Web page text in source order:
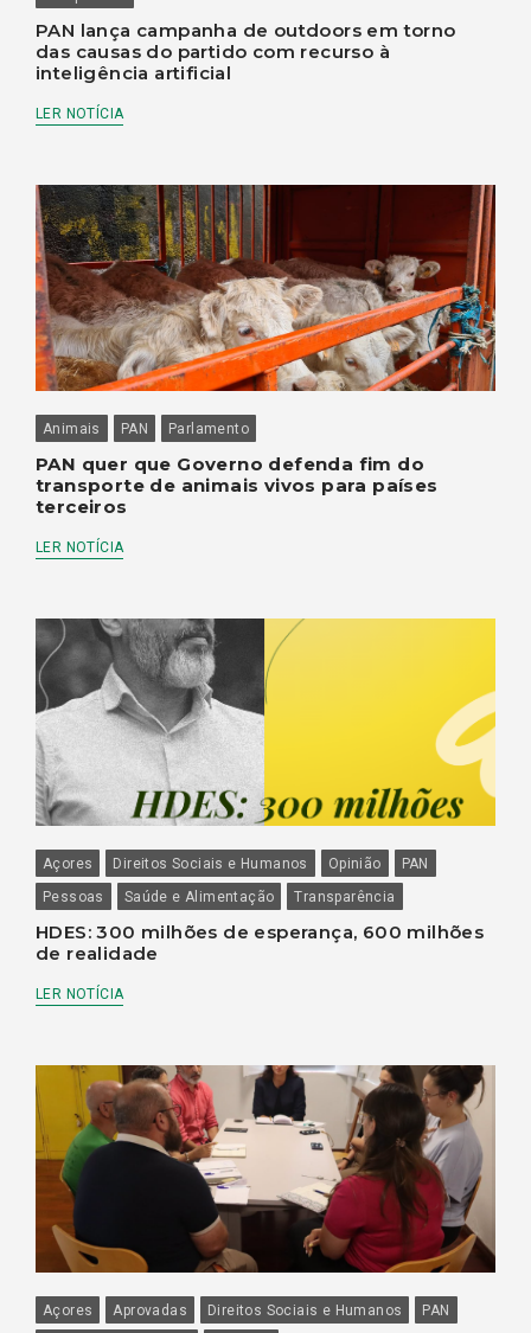
PAN lança campanha de outdoors em torno
das causas do partido com recurso à
inteligência artificial
LER NOTÍCIA
Animais PAN Parlamento
PAN quer que Governo defenda fim do
transporte de animais vivos para países
terceiros
LER NOTÍCIA
Açores Direitos Sociais e Humanos Opinião
PAN
Pessoas
Saúde e Alimentação Transparência
HDES: 300 milhões de esperança, 600 milhões
de realidade
LER NOTÍCIA
Açores Aprovadas Direitos Sociais e Humanos
PAN